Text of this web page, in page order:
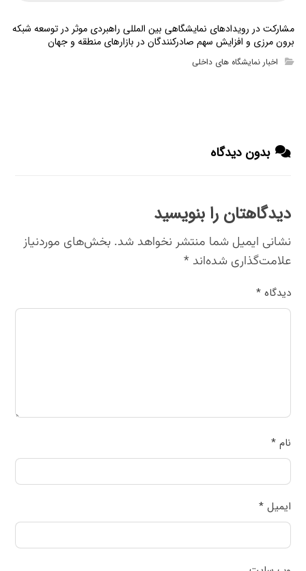
مشارکت در رویدادهای نمایشگاهی بین المللی راهبردی موثر در توسعه شبکه
برون مرزی و افزایش سهم صادرکنندگان در بازارهای منطقه و جهان
اخبار نمایشگاه های داخلی
بدون دیدگاه
دیدگاهتان را بنویسید
نشانی ایمیل شما منتشر نخواهد شد. بخش‌های موردنیاز
علامت‌گذاری شده‌اند*
دیدگاه*
نام*
ایمیل*